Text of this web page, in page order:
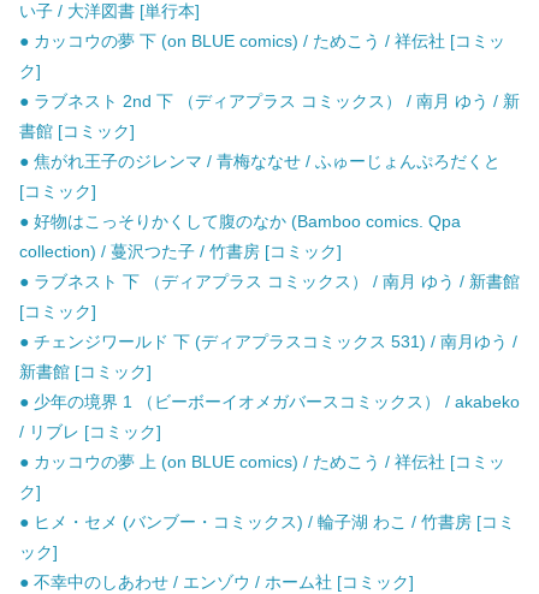
い子 / 大洋図書 [単行本]
● カッコウの夢 下 (on BLUE comics) / ためこう / 祥伝社 [コミッ
ク]
● ラブネスト 2nd 下 （ディアプラス コミックス） / 南月 ゆう / 新
書館 [コミック]
● 焦がれ王子のジレンマ / 青梅ななせ / ふゅーじょんぷろだくと
[コミック]
● 好物はこっそりかくして腹のなか (Bamboo comics. Qpa
collection) / 蔓沢つた子 / 竹書房 [コミック]
● ラブネスト 下 （ディアプラス コミックス） / 南月 ゆう / 新書館
[コミック]
● チェンジワールド 下 (ディアプラスコミックス 531) / 南月ゆう /
新書館 [コミック]
● 少年の境界 1 （ビーボーイオメガバースコミックス） / akabeko
/ リブレ [コミック]
● カッコウの夢 上 (on BLUE comics) / ためこう / 祥伝社 [コミッ
ク]
● ヒメ・セメ (バンブー・コミックス) / 輪子湖 わこ / 竹書房 [コミ
ック]
● 不幸中のしあわせ / エンゾウ / ホーム社 [コミック]